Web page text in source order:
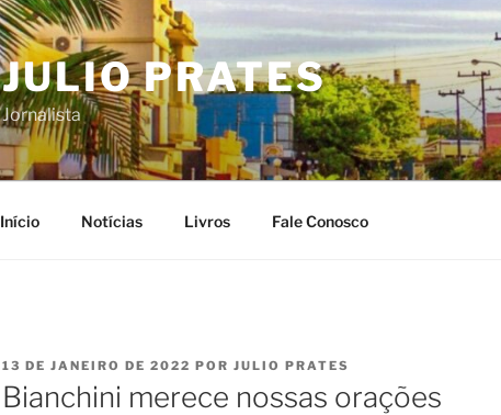
JULIO PRATES
Jornalista
Início Notícias Livros Fale Conosco
PUBLICADO
EM
13 DE JANEIRO DE 2022 POR JULIO PRATES
Bianchini merece nossas orações